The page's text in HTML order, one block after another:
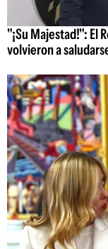
"¡Su Majestad!": El
volvieron a